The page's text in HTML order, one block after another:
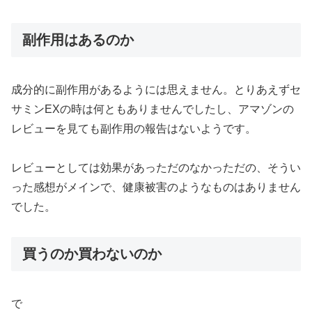
副作用はあるのか
成分的に副作用があるようには思えません。とりあえずセ
サミンEXの時は何ともありませんでしたし、アマゾンの
レビューを見ても副作用の報告はないようです。
レビューとしては効果があっただのなかっただの、そうい
った感想がメインで、健康被害のようなものはありません
でした。
買うのか買わないのか
で